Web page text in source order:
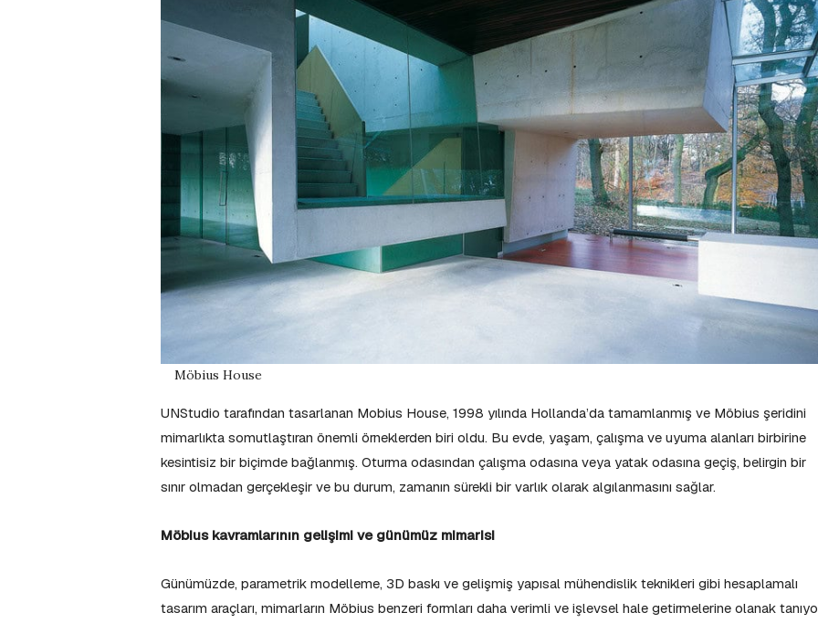
Möbius House
UNStudio tarafından tasarlanan Mobius House, 1998 yılında Hollanda’da tamamlanmış ve Möbius şeridini
mimarlıkta somutlaştıran önemli örneklerden biri oldu. Bu evde, yaşam, çalışma ve uyuma alanları birbirine
kesintisiz bir biçimde bağlanmış. Oturma odasından çalışma odasına veya yatak odasına geçiş, belirgin bir
sınır olmadan gerçekleşir ve bu durum, zamanın sürekli bir varlık olarak algılanmasını sağlar.
Möbius kavramlarının gelişimi ve günümüz mimarisi
Günümüzde, parametrik modelleme, 3D baskı ve gelişmiş yapısal mühendislik teknikleri gibi hesaplamalı
tasarım araçları, mimarların Möbius benzeri formları daha verimli ve işlevsel hale getirmelerine olanak